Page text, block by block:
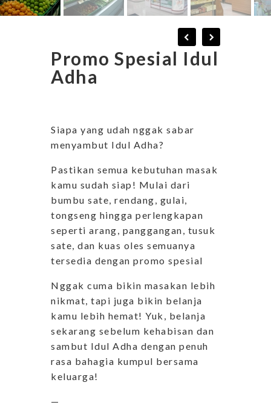
Promo Spesial Idul
Adha
Siapa yang udah nggak sabar
menyambut Idul Adha?
Pastikan semua kebutuhan masak
kamu sudah siap! Mulai dari
bumbu sate, rendang, gulai,
tongseng hingga perlengkapan
seperti arang, panggangan, tusuk
sate, dan kuas oles semuanya
tersedia dengan promo spesial
Nggak cuma bikin masakan lebih
nikmat, tapi juga bikin belanja
kamu lebih hemat! Yuk, belanja
sekarang sebelum kehabisan dan
sambut Idul Adha dengan penuh
rasa bahagia kumpul bersama
keluarga!
—